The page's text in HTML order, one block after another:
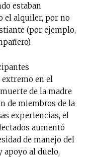
estaban
el alquiler, por no
(por ejemplo,
en el
de la madre
de miembros de la
experiencias, el
aumentó
de manejo del
apoyo al duelo,